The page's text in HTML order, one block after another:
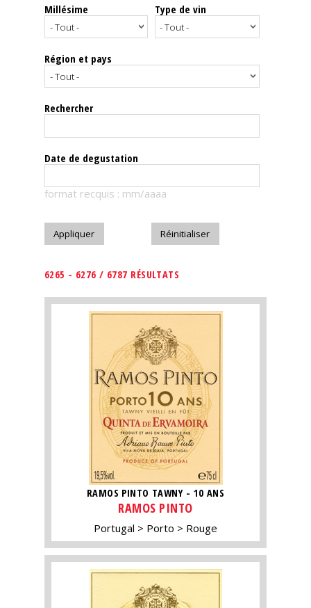
Notes
dégustation
Le
magazine
Télécharger
Millésime Type de vin
Région et pays
Rechercher
Date de degustation
format recquis : mm/aaaa
6265 - 6276 / 6787 RÉSULTATS
RAMOS PINTO TAWNY - 10 ANS
RAMOS PINTO
Portugal Porto Rouge